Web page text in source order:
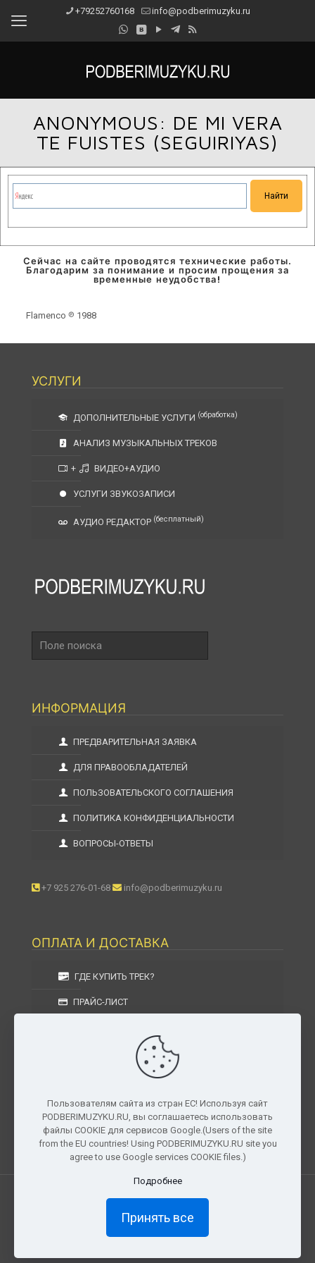
+79252760168 info@podberimuzyku.ru
ANONYMOUS: DE MI VERA
TE FUISTES (SEGUIRIYAS)
Сейчас на сайте проводятся технические работы.
Благодарим за понимание и просим прощения за
временные неудобства!
Flamenco ℗ 1988
УСЛУГИ
ДОПОЛНИТЕЛЬНЫЕ УСЛУГИ (обработка)
АНАЛИЗ МУЗЫКАЛЬНЫХ ТРЕКОВ
+ ВИДЕО+АУДИО
УСЛУГИ ЗВУКОЗАПИСИ
АУДИО РЕДАКТОР (бесплатный)
поиска
ИНФОРМАЦИЯ
ПРЕДВАРИТЕЛЬНАЯ ЗАЯВКА
ДЛЯ ПРАВООБЛАДАТЕЛЕЙ
ПОЛЬЗОВАТЕЛЬСКОГО СОГЛАШЕНИЯ
ПОЛИТИКА КОНФИДЕНЦИАЛЬНОСТИ
ВОПРОСЫ-ОТВЕТЫ
+7 925 276-01-68 info@podberimuzyku.ru
ОПЛАТА И ДОСТАВКА
ГДЕ КУПИТЬ ТРЕК?
ПРАЙС-ЛИСТ
УСЛОВИЯ ДОСТАВКИ
УСЛОВИЯ ВОЗВРАТА
г. Москва, Московская область, Центральный
федеральный округ, РФ, Россия
Все права защищены. © 2026 PODBERIMUZYKU.RU
Пользователям сайта из стран ЕС! Используя сайт
PODBERIMUZYKU.RU, вы соглашаетесь использовать
файлы COOKIE для сервисов Google.(Users of the site
from the EU countries! Using PODBERIMUZYKU.RU site you
agree to use Google services COOKIE files.)
Подробнее
Принять все